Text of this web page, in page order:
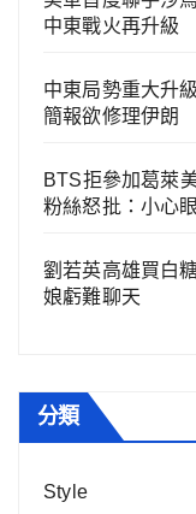
中東戰火再升級
中東局勢重大升
簡報欲修理伊朗
BTS拒參加葛萊
粉絲怒批：小心眼
劉若英高雄買白
娘虧難聊天
分類
Style